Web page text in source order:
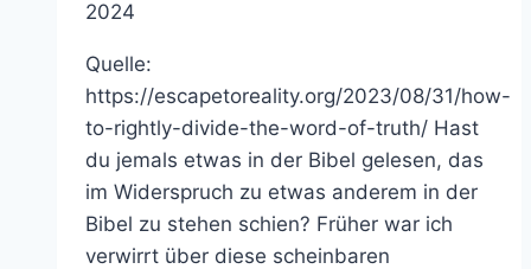
2024
Quelle:
https://escapetoreality.org/2023/08/31/how-
to-rightly-divide-the-word-of-truth/ Hast
du jemals etwas in der Bibel gelesen, das
im Widerspruch zu etwas anderem in der
Bibel zu stehen schien? Früher war ich
verwirrt über diese scheinbaren